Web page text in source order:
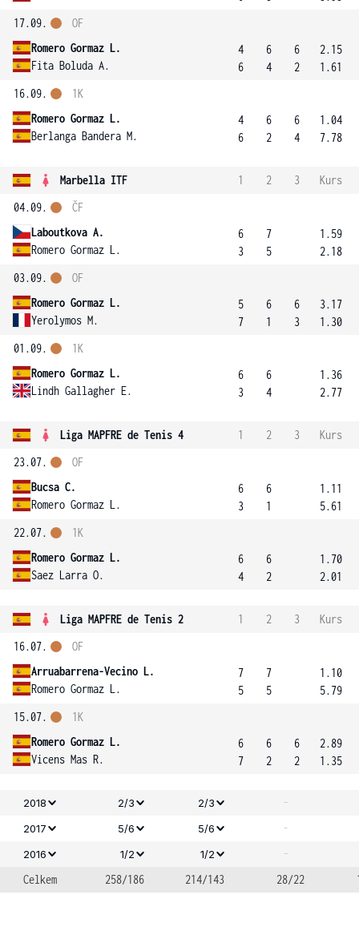
17.09.
Romero Gormaz L.
Fita Boluda A.
OF
4
6
6
4
6
2
2.15
1.61
16.09.
Romero Gormaz L.
Berlanga Bandera M.
1K
4
6
6
2
6
4
1.04
7.78
Marbella ITF 1 2 3
Kurs
04.09.
Laboutkova A.
Romero Gormaz L.
ČF
6
3
7
5
1.59
2.18
03.09.
Romero Gormaz L.
Yerolymos M.
OF
5
7
6
1
6
3
3.17
1.30
01.09.
Romero Gormaz L.
Lindh Gallagher E.
1K
6
3
6
4
1.36
2.77
Liga MAPFRE de Tenis 4 1 2 3
Kurs
23.07.
Bucsa C.
Romero Gormaz L.
OF
6
3
6
1
1.11
5.61
22.07.
Romero Gormaz L.
Saez Larra O.
1K
6
4
6
2
1.70
2.01
Liga MAPFRE de Tenis 2 1 2 3
Kurs
16.07.
Arruabarrena-Vecino L.
Romero Gormaz L.
OF
7
5
7
5
1.10
5.79
15.07.
Romero Gormaz L.
Vicens Mas R.
1K
6
7
6
2
6
2
2.89
1.35
2018 2/3 2/3 -
2017 5/6 5/6 -
2016 1/2 1/2
-
Celkem
258/186 214/143 28/22